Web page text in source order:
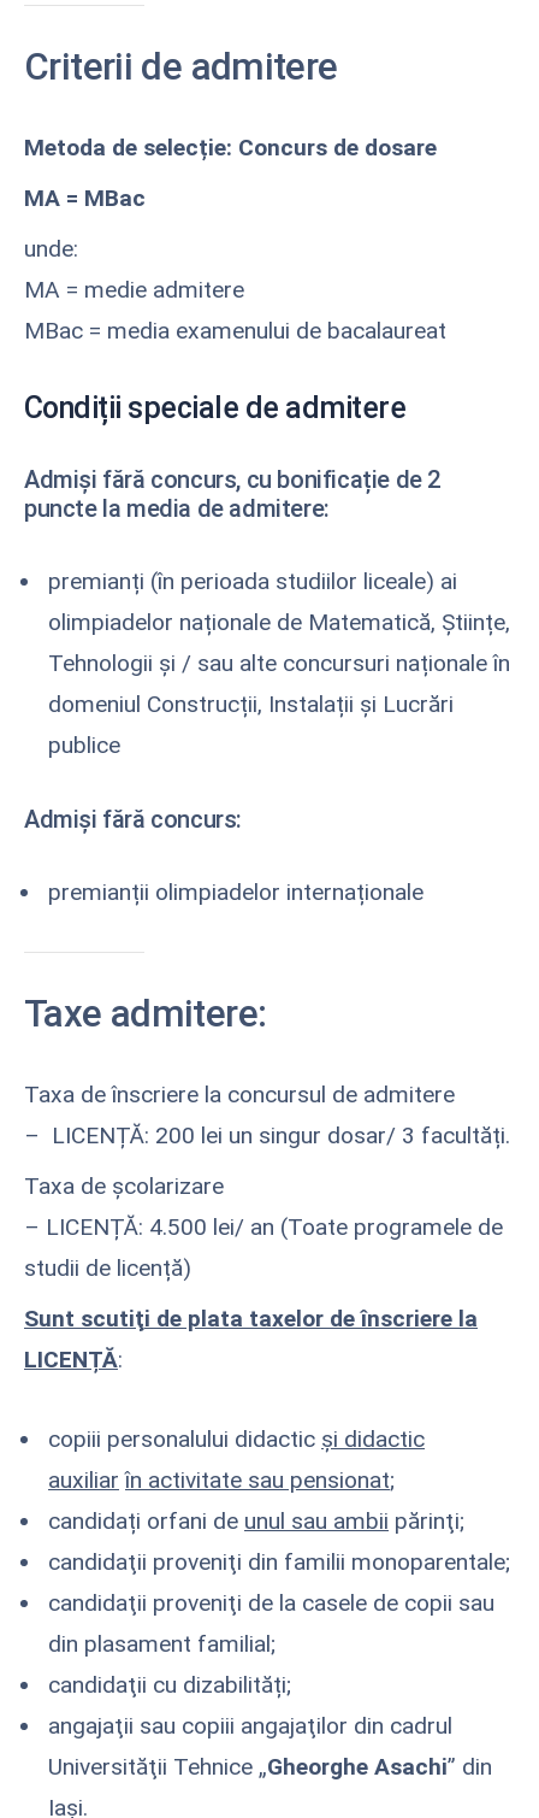
Criterii de admitere
Metoda de selecție: Concurs de dosare
MA = MBac
unde:
MA = medie admitere
MBac = media examenului de bacalaureat
Condiții speciale de admitere
Admiși fără concurs, cu bonificație de 2
puncte la media de admitere:
premianți (în perioada studiilor liceale) ai
olimpiadelor naționale de Matematică, Științe,
Tehnologii şi / sau alte concursuri naționale în
domeniul Construcții, Instalații și Lucrări
publice
Admiși fără concurs:
premianții olimpiadelor internaționale
Taxe admitere:
Taxa de înscriere la concursul de admitere
– LICENȚĂ: 200 lei un singur dosar/ 3 facultăți.
Taxa de școlarizare
– LICENȚĂ: 4.500 lei/ an (Toate programele de
studii de licență)
Sunt scutiţi de plata taxelor de înscriere la
LICENȚĂ:
copiii personalului didactic şi didactic
auxiliar în activitate sau pensionat;
candidați orfani de unul sau ambii părinţi;
candidaţii proveniţi din familii monoparentale;
candidaţii proveniţi de la casele de copii sau
din plasament familial;
candidaţii cu dizabilități;
angajaţii sau copiii angajaţilor din cadrul
Universităţii Tehnice „Gheorghe Asachi” din
Iaşi.